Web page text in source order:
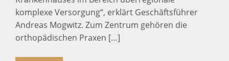
komplexe Versorgung“, erklärt Geschäftsführer
Andreas Mogwitz. Zum Zentrum gehören die
orthopädischen Praxen […]